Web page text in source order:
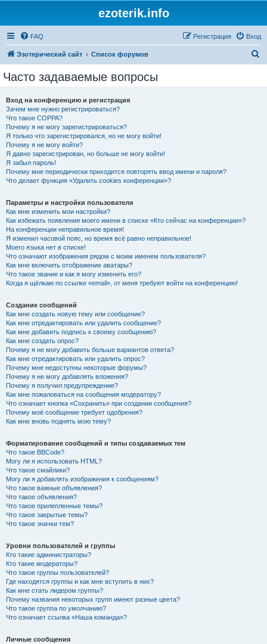
ezoterik.info
FAQ Вход
Регистрация
Эзотерический сайт Список форумов
Часто задаваемые вопросы
Вход на конференцию и регистрация
Зачем мне нужно регистрироваться?
Что такое COPPA?
Почему я не могу зарегистрироваться?
Я только что зарегистрировался, но не могу войти!
Почему я не могу войти?
Я давно зарегистрирован, но больше не могу войти!
Я забыл пароль!
Почему мне периодически приходится повторять ввод имени и пароля?
Что делает функция «Удалить cookies конференции»?
Параметры и настройки пользователя
Как мне изменить мои настройки?
Как избежать появления моего имени в списке «Кто сейчас на конференции»?
На конференции неправильное время!
Я изменил часовой пояс, но время всё равно неправильное!
Моего языка нет в списке!
Что означают изображения рядом с моим именем пользователя?
Как мне включить отображение аватары?
Что такое звание и как я могу изменить его?
Когда я щёлкаю по ссылке «email», от меня требуют войти на конференцию!
Создание сообщений
Как мне создать новую тему или сообщение?
Как мне отредактировать или удалить сообщение?
Как мне добавить подпись к своему сообщению?
Как мне создать опрос?
Почему я не могу добавить больше вариантов ответа?
Как мне отредактировать или удалить опрос?
Почему мне недоступны некоторые форумы?
Почему я не могу добавлять вложения?
Почему я получил предупреждение?
Как мне пожаловаться на сообщения модератору?
Что означает кнопка «Сохранить» при создании сообщения?
Почему моё сообщение требует одобрения?
Как мне вновь поднять мою тему?
Форматирование сообщений и типы создаваемых тем
Что такое BBCode?
Могу ли я использовать HTML?
Что такое смайлики?
Могу ли я добавлять изображения к сообщениям?
Что такое важные объявления?
Что такое объявления?
Что такое прилепленные темы?
Что такое закрытые темы?
Что такое значки тем?
Уровни пользователей и группы
Кто такие администраторы?
Кто такие модераторы?
Что такое группы пользователей?
Где находятся группы и как мне вступить в них?
Как мне стать лидером группы?
Почему названия некоторых групп имеют разные цвета?
Что такое группа по умолчанию?
Что означает ссылка «Наша команда»?
Личные сообщения